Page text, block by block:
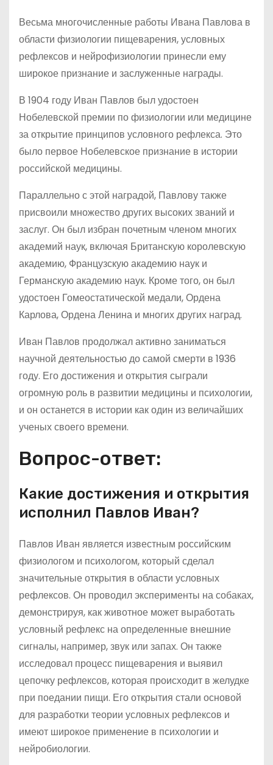
Весьма многочисленные работы Ивана Павлова в
области физиологии пищеварения, условных
рефлексов и нейрофизиологии принесли ему
широкое признание и заслуженные награды.
В 1904 году Иван Павлов был удостоен
Нобелевской премии по физиологии или медицине
за открытие принципов условного рефлекса. Это
было первое Нобелевское признание в истории
российской медицины.
Параллельно с этой наградой, Павлову также
присвоили множество других высоких званий и
заслуг. Он был избран почетным членом многих
академий наук, включая Британскую королевскую
академию, Французскую академию наук и
Германскую академию наук. Кроме того, он был
удостоен Гомеостатической медали, Ордена
Карлова, Ордена Ленина и многих других наград.
Иван Павлов продолжал активно заниматься
научной деятельностью до самой смерти в 1936
году. Его достижения и открытия сыграли
огромную роль в развитии медицины и психологии,
и он останется в истории как один из величайших
ученых своего времени.
Вопрос-ответ:
Какие достижения и открытия
исполнил Павлов Иван?
Павлов Иван является известным российским
физиологом и психологом, который сделал
значительные открытия в области условных
рефлексов. Он проводил эксперименты на собаках,
демонстрируя, как животное может выработать
условный рефлекс на определенные внешние
сигналы, например, звук или запах. Он также
исследовал процесс пищеварения и выявил
цепочку рефлексов, которая происходит в желудке
при поедании пищи. Его открытия стали основой
для разработки теории условных рефлексов и
имеют широкое применение в психологии и
нейробиологии.